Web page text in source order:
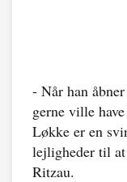
- Når han
gerne ville
Løkke er en
lejligheder til
Ritzau.